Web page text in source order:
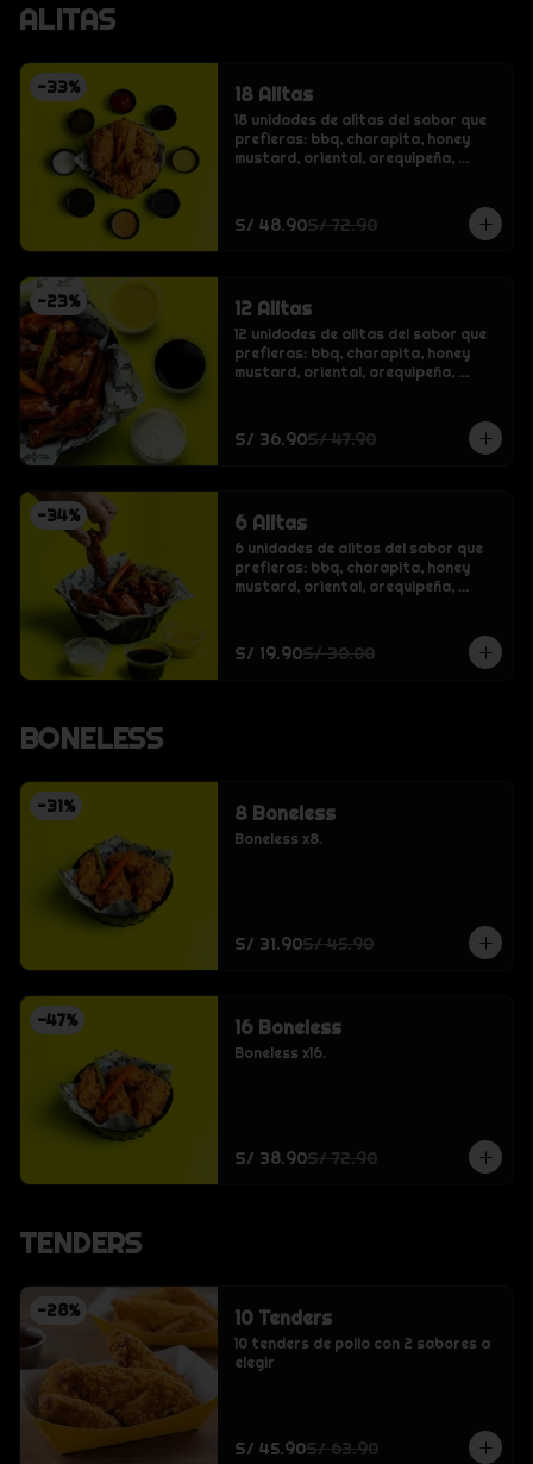
ALITAS
-33% 18 Alitas
18 unidades de alitas del sabor que
prefieras: bbq, charapita, honey
mustard, oriental, arequipeña,
S/ 48.90S/ 72.90
-23% 12 Alitas
12 unidades de alitas del sabor que
prefieras: bbq, charapita, honey
mustard, oriental, arequipeña,
S/ 36.90S/ 47.90
-34% 6 Alitas
6 unidades de alitas del sabor que
prefieras: bbq, charapita, honey
mustard, oriental, arequipeña,
S/ 19.90S/ 30.00
BONELESS
-31% 8 Boneless
Boneless x8.
S/ 31.90S/ 45.90
-47% 16 Boneless
Boneless x16.
S/ 38.90S/ 72.90
TENDERS
-28% 10 Tenders
10 tenders de pollo con 2 sabores a
elegir
S/ 45.90S/ 63.90